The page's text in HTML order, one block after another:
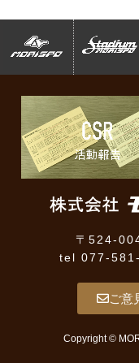
〒524-
tel 077-
ご意
Copyright ©